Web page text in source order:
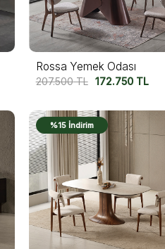
Rossa Yemek Odası
207.500TL 172.750TL
%15 İndirim